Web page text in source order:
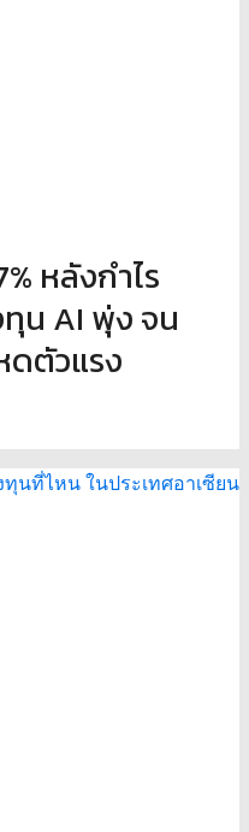
หลังกำไร
น AI พุ่ง จน
ดตัวแรง